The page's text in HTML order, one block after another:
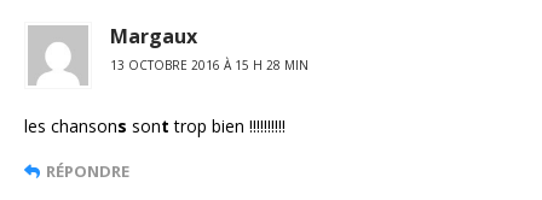
Margaux
13 OCTOBRE 2016 À 15 H 28 MIN
les chansons sont trop bien !!!!!!!!!!
RÉPONDRE